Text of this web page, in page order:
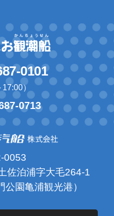
0101
17:00）
0713
0053
佐泊浦字大毛264-1
公園亀浦観光港）